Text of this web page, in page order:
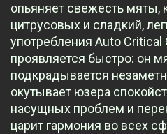
опьяняет свежесть мяты,
цитрусовых и сладкий,
употребления Auto Critical
проявляется быстро: он
подкрадывается
окутывает юзера
насущных проблем и
царит гармония во всех